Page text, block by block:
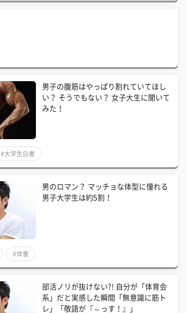
男子の腹筋はやっぱり割れていてほし
い？ そうでもない？ 女子大生に聞いて
みた！
#大学生白書
男のロマン？ マッチョな体型に憧れる
男子大学生は約5割！
#体重
部活ノリが抜けない?! 自分が「体育会
系」だと実感した瞬間「無意識に筋ト
レ」「敬語が『～っす！』」